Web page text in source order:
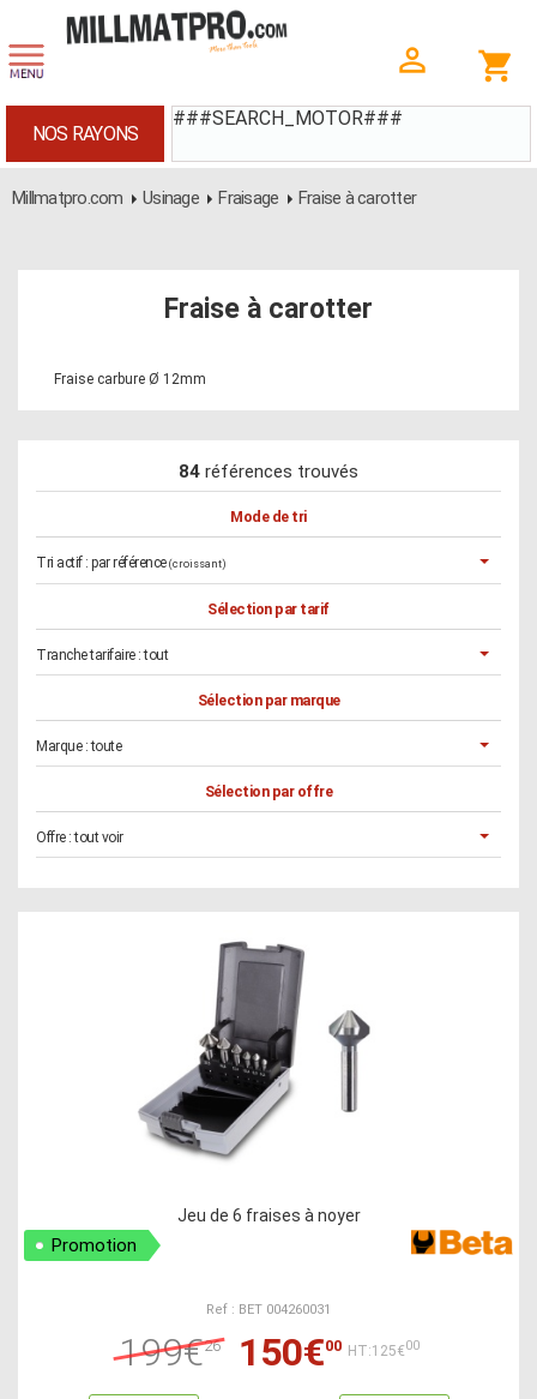
###SEARCH_MOTOR###
NOS RAYONS
Millmatpro.com Usinage Fraisage Fraise à carotter
Fraise à carotter
Fraise carbure Ø 12mm
84 références trouvés
Mode de tri
Tri actif : par référence (croissant)
Sélection par tarif
Tranche tarifaire :tout
Sélection par marque
Marque :toute
Sélection par offre
Offre :tout voir
Jeu de 6 fraises à noyer
Promotion
Ref : BET 004260031
199€26 150€00 HT:125€00